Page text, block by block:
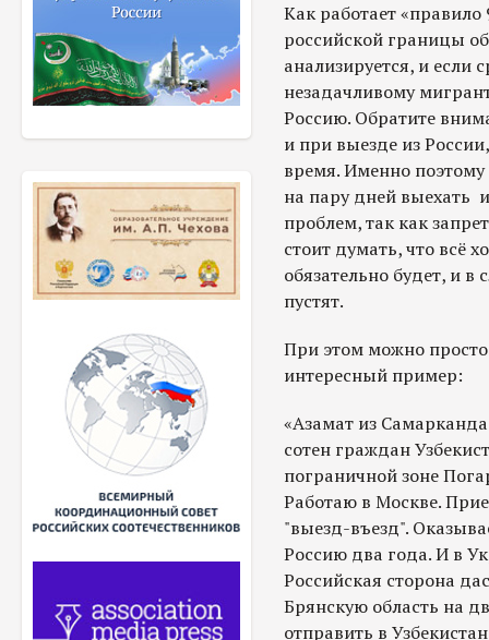
Как работает
российской границы
анализируется, и
незадачливому
Россию. Обратите
и при выезде из
время. Именно
на пару дней выехать
проблем, так как
стоит думать, что всё
обязательно будет, и
пустят.
При этом можно
интересный пример:
«Азамат из
сотен граждан
пограничной зоне
Работаю в Москве.
"выезд-въезд".
Россию два года. И в
Российская сторона
Брянскую область на
отправить в